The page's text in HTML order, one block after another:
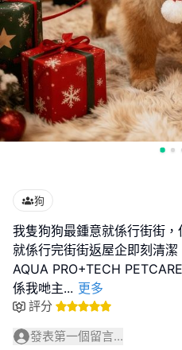
狗
我隻狗狗最鍾意就係行街街
就係行完街街返屋企即刻清
AQUA PRO+TECH
係我哋主... 更多
評分
發表第一個留言...